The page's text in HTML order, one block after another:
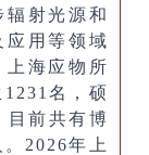
射光源和
应用等领域
上海应物所
名，硕
目前共有博
2026年上